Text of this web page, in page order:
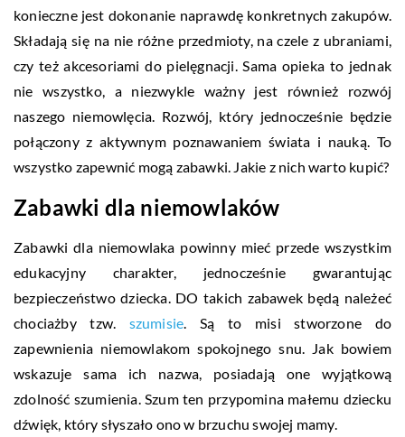
konieczne jest dokonanie naprawdę konkretnych zakupów.
Składają się na nie różne przedmioty, na czele z ubraniami,
czy też akcesoriami do pielęgnacji. Sama opieka to jednak
nie wszystko, a niezwykle ważny jest również rozwój
naszego niemowlęcia. Rozwój, który jednocześnie będzie
połączony z aktywnym poznawaniem świata i nauką. To
wszystko zapewnić mogą zabawki. Jakie z nich warto kupić?
Zabawki dla niemowlaków
Zabawki dla niemowlaka powinny mieć przede wszystkim
edukacyjny charakter, jednocześnie gwarantując
bezpieczeństwo dziecka. DO takich zabawek będą należeć
chociażby tzw. szumisie. Są to misi stworzone do
zapewnienia niemowlakom spokojnego snu. Jak bowiem
wskazuje sama ich nazwa, posiadają one wyjątkową
zdolność szumienia. Szum ten przypomina małemu dziecku
dźwięk, który słyszało ono w brzuchu swojej mamy.